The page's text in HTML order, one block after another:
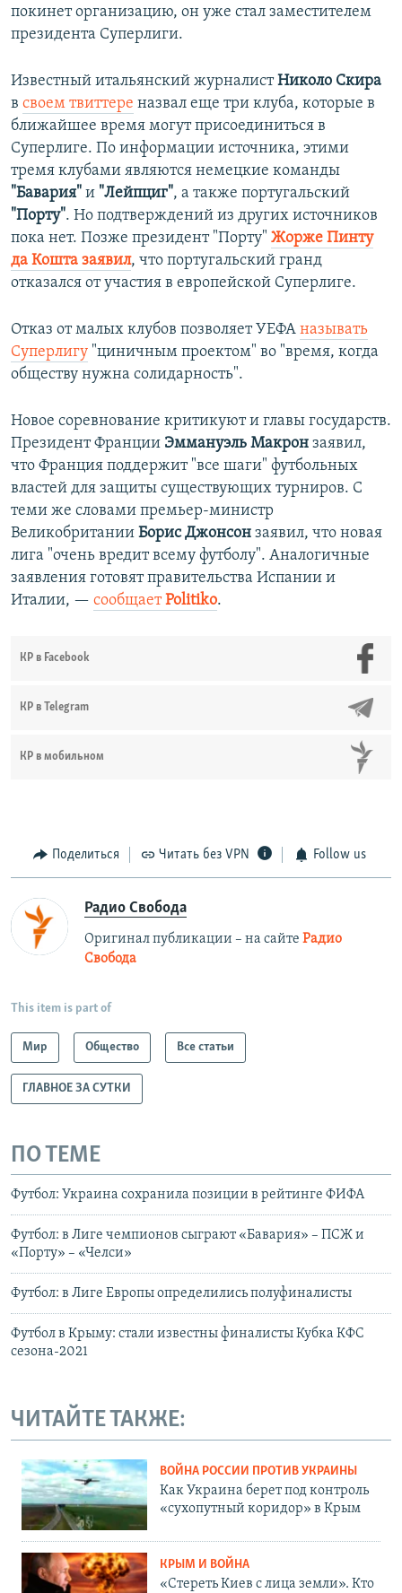
покинет организацию, он уже стал заместителем
президента Суперлиги.
Известный итальянский журналистНиколо Скира
в своем твиттере назвал еще три клуба, которые в
ближайшее время могут присоединиться в
Суперлиге. По информации источника, этими
тремя клубами являются немецкие команды
"Бавария" и "Лейпциг", а также португальский
"Порту". Но подтверждений из других источников
пока нет. Позже президент "Порту" Жорже Пинту
да Кошта заявил, что португальский гранд
отказался от участия в европейской Суперлиге.
Отказ от малых клубов позволяет УЕФА называть
Суперлигу "циничным проектом" во "время, когда
обществу нужна солидарность".
Новое соревнование критикуют и главы государств.
Президент Франции Эммануэль Макрон заявил,
что Франция поддержит "все шаги" футбольных
властей для защиты существующих турниров. С
теми же словами премьер-министр
Великобритании Борис Джонсон заявил, что новая
лига "очень вредит всему футболу". Аналогичные
заявления готовят правительства Испании и
Италии, — сообщаетPolitiko.
КР в Facebook
КР в Telegram
КР в мобильном
Поделиться Читать без VPN Follow us
Радио Свобода
Оригинал публикации – на сайте Радио
Свобода
This item is part of
Мир Общество Все статьи
ГЛАВНОЕ ЗА СУТКИ
ПО ТЕМЕ
Футбол: Украина сохранила позиции в рейтинге ФИФА
Футбол: в Лиге чемпионов сыграют «Бавария» – ПСЖ и
«Порту» – «Челси»
Футбол: в Лиге Европы определились полуфиналисты
Футбол в Крыму: стали известны финалисты Кубка КФС
сезона-2021
ЧИТАЙТЕ ТАКЖЕ:
ВОЙНА РОССИИ ПРОТИВ УКРАИНЫ
Как Украина берет под контроль
«сухопутный коридор» в Крым
КРЫМ И ВОЙНА
«Стереть Киев с лица земли». Кто